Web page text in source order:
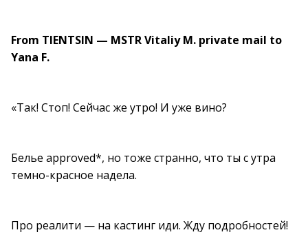
From TIENTSIN — MSTR Vitaliy M. private mail to
Yana F.
«Так! Стоп! Сейчас же утро! И уже вино?
Белье approved*, но тоже странно, что ты с утра
темно-красное надела.
Про реалити — на кастинг иди. Жду подробностей!